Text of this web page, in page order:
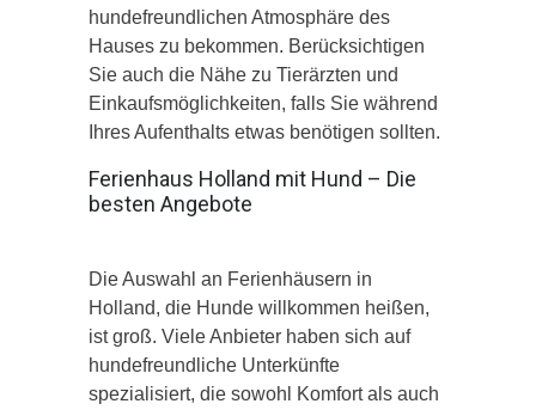
hundefreundlichen Atmosphäre des
Hauses zu bekommen. Berücksichtigen
Sie auch die Nähe zu Tierärzten und
Einkaufsmöglichkeiten, falls Sie während
Ihres Aufenthalts etwas benötigen sollten.
Ferienhaus Holland mit Hund – Die
besten Angebote
Die Auswahl an Ferienhäusern in
Holland, die Hunde willkommen heißen,
ist groß. Viele Anbieter haben sich auf
hundefreundliche Unterkünfte
spezialisiert, die sowohl Komfort als auch